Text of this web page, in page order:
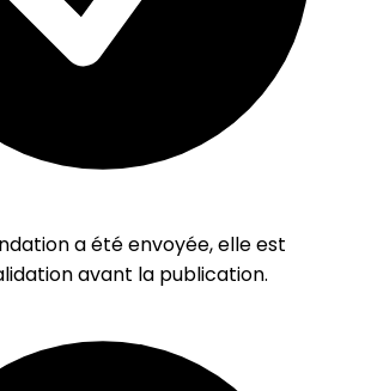
a été envoyée, elle est
avant la publication.